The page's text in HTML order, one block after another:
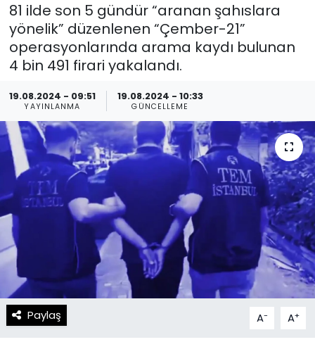
81 ilde son 5 gündür “aranan şahıslara
yönelik” düzenlenen “Çember-21”
operasyonlarında arama kaydı bulunan
4 bin 491 firari yakalandı.
19.08.2024 - 09:51
YAYINLANMA
19.08.2024 - 10:33
GÜNCELLEME
Paylaş A- A+
Eğitim
Kültür-sanat
Sağlık
Spor
Teknoloji
Resmi İlanlar
Kültür-sanat
Sağlık
Spor
Teknoloji
Yaşam
Künye
Gizlilik Sözleşmesi
İletişim
Son Dakika Haberleri
Haber Arşivi